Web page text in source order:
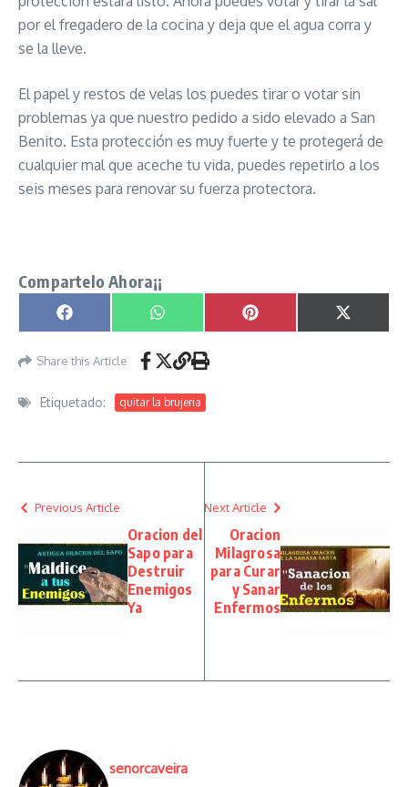
por el fregadero de la cocina y deja que el agua corra y
se la lleve.
El papel y restos de velas los puedes tirar o votar sin
problemas ya que nuestro pedido a sido elevado a San
Benito. Esta protección es muy fuerte y te protegerá de
cualquier mal que aceche tu vida, puedes repetirlo a los
seis meses para renovar su fuerza protectora.
Compartelo Ahora¡¡
Compartir en
Facebook Compartir en
WhatsApp Compartir en
Pinterest
X
(Twitter)
Share this Article
Etiquetado: quitar la brujeria
Previous Article
Oracion del
Sapo para
Destruir
Enemigos
Ya
Next Article
Oracion
Milagrosa
para Curar
y Sanar
Enfermos
senorcaveira